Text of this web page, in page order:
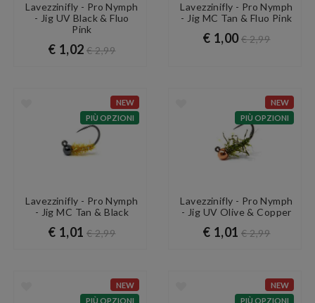
Lavezzinifly - Pro Nymph
- Jig UV Black & Fluo
Pink
€ 1,02€ 2,99
Lavezzinifly - Pro Nymph
- Jig MC Tan & Fluo Pink
€ 1,00€ 2,99
NEW
PIÙ OPZIONI
Lavezzinifly - Pro Nymph
- Jig MC Tan & Black
€ 1,01€ 2,99
NEW
PIÙ OPZIONI
Lavezzinifly - Pro Nymph
- Jig UV Olive & Copper
€ 1,01€ 2,99
NEW
PIÙ OPZIONI
NEW
PIÙ OPZIONI